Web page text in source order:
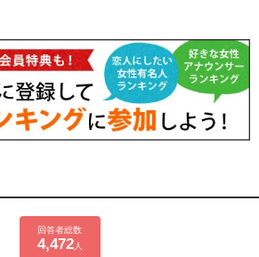
回答者総数
4,472人